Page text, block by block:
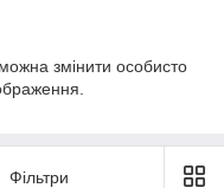
змінити особисто
Фільтри